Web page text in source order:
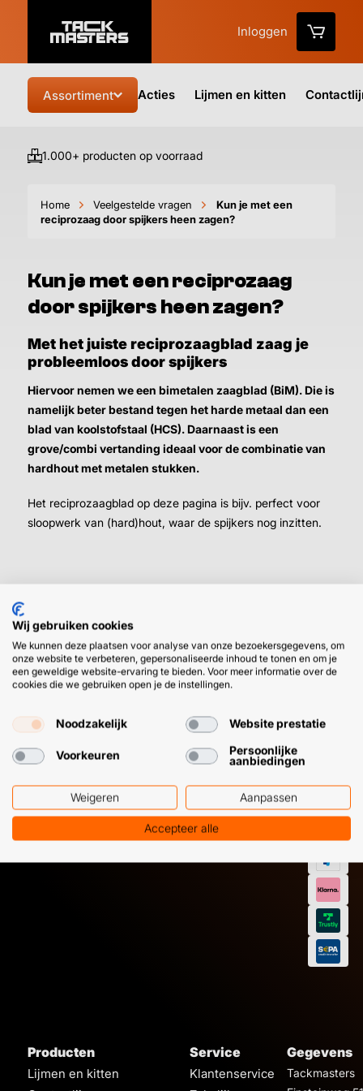
Inloggen
Assortiment Acties Lijmen en kitten
1.000+ producten op voorraad
Home Veelgestelde vragen
Kun je met een
reciprozaag door spijkers heen zagen?
Kun je met een reciprozaag
door spijkers heen zagen?
Met het juiste reciprozaagblad zaag je
probleemloos door spijkers
Hiervoor nemen we een bimetalen zaagblad (BiM). Die is
namelijk beter bestand tegen het harde metaal dan een
blad van koolstofstaal (HCS). Daarnaast is een
grove/combi vertanding ideaal voor de combinatie van
hardhout met metalen stukken.
Het reciprozaagblad op deze pagina is bijv. perfect voor
sloopwerk van (hard)hout, waar de spijkers nog inzitten.
HULP OF ADVIES NODIG?
+31 (0) 85 303
+31 (0) 6 11
12 09 51
BETAAL
Producten
Lijmen en kitten
Service
Klantenservice
Gegevens
Tackmasters
Wij gebruiken cookies
We kunnen deze plaatsen voor analyse van onze bezoekersgegevens, om
onze website te verbeteren, gepersonaliseerde inhoud te tonen en om je
een geweldige website-ervaring te bieden. Voor meer informatie over de
cookies die we gebruiken open je de instellingen.
Noodzakelijk Website prestatie
Voorkeuren
Persoonlijke
aanbiedingen
Weigeren Aanpassen
Accepteer alle